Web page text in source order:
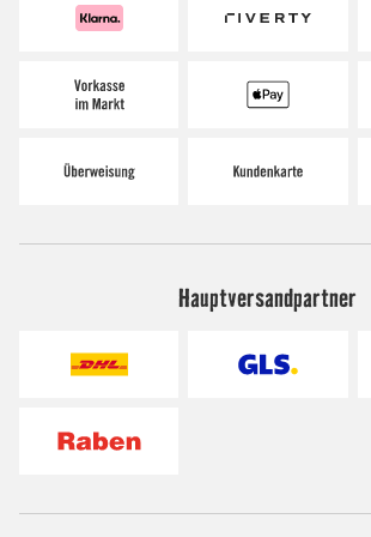
Hauptversandpartner